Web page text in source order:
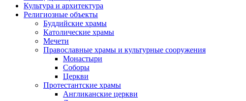
Культура и архитектура
Религиозные объекты
Буддийские храмы
Католические храмы
Мечети
Православные храмы и культурные сооружения
Монастыри
Соборы
Церкви
Протестантские храмы
Англиканские церкви